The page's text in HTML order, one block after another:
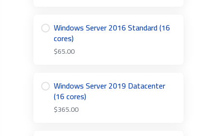
Windows Server 2016 Standard (16
cores)
$65.00
Windows Server 2019 Datacenter
(16 cores)
$365.00